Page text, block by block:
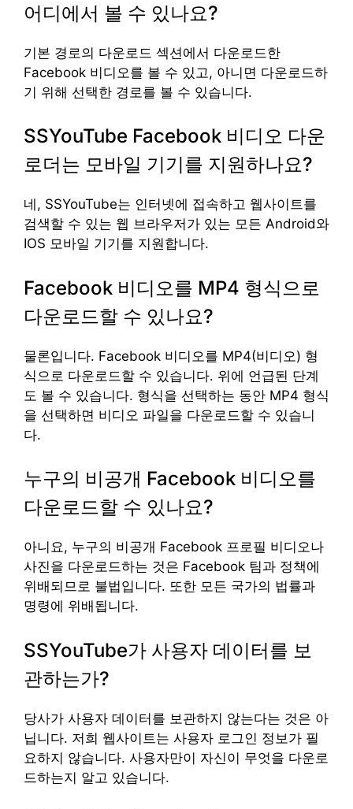
어디에서 볼 수 있나요?
기본 경로의 다운로드 섹션에서 다운로드한
Facebook 비디오를 볼 수 있고, 아니면 다운로드하
기 위해 선택한 경로를 볼 수 있습니다.
SSYouTube Facebook 비디오 다운
로더는 모바일 기기를 지원하나요?
네, SSYouTube는 인터넷에 접속하고 웹사이트를
검색할 수 있는 웹 브라우저가 있는 모든 Android와
IOS 모바일 기기를 지원합니다.
Facebook 비디오를 MP4 형식으로
다운로드할 수 있나요?
물론입니다. Facebook 비디오를 MP4(비디오) 형
식으로 다운로드할 수 있습니다. 위에 언급된 단계
도 볼 수 있습니다. 형식을 선택하는 동안 MP4 형식
을 선택하면 비디오 파일을 다운로드할 수 있습니
다.
누구의 비공개 Facebook 비디오를
다운로드할 수 있나요?
아니요, 누구의 비공개 Facebook 프로필 비디오나
사진을 다운로드하는 것은 Facebook 팀과 정책에
위배되므로 불법입니다. 또한 모든 국가의 법률과
명령에 위배됩니다.
SSYouTube가 사용자 데이터를 보
관하는가?
당사가 사용자 데이터를 보관하지 않는다는 것은 아
닙니다. 저희 웹사이트는 사용자 로그인 정보가 필
요하지 않습니다. 사용자만이 자신이 무엇을 다운로
드하는지 알고 있습니다.